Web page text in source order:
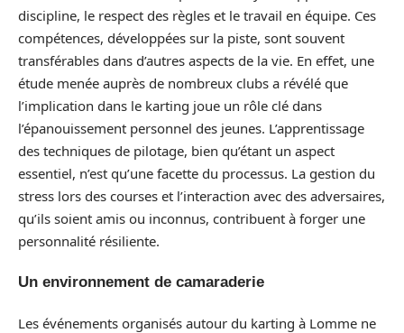
discipline, le respect des règles et le travail en équipe. Ces
compétences, développées sur la piste, sont souvent
transférables dans d’autres aspects de la vie. En effet, une
étude menée auprès de nombreux clubs a révélé que
l’implication dans le karting joue un rôle clé dans
l’épanouissement personnel des jeunes. L’apprentissage
des techniques de pilotage, bien qu’étant un aspect
essentiel, n’est qu’une facette du processus. La gestion du
stress lors des courses et l’interaction avec des adversaires,
qu’ils soient amis ou inconnus, contribuent à forger une
personnalité résiliente.
Un environnement de camaraderie
Les événements organisés autour du karting à Lomme ne